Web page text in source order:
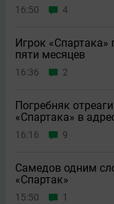
16:50 4
Игрок
пяти месяцев
16:36 2
Погребняк
«Спартака» в
16:16 9
Самедов одним
«Спартак»
15:50 1